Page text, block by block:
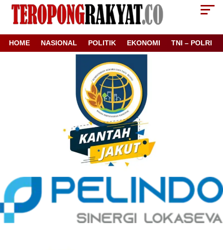
HOME NASIONAL POLITIK EKONOMI TNI – POLRI